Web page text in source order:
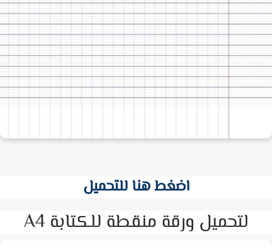
اضغط هنا للتحميل
لتحميل ورقة منقطة للكتابة A4